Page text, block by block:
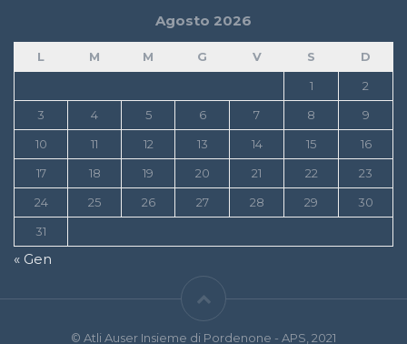
Agosto 2026
L M M G V S
D
1
2
3
4 5 6 7 8
9
10
11 12 13 14 15
16
17
18 19 20 21 22
23
24
25 26 27 28 29
30
31
« Gen
© Atli Auser Insieme di Pordenone - APS, 2021